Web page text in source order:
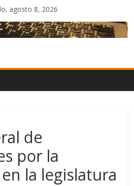
agosto 8, 2026
de
por la
la legislatura